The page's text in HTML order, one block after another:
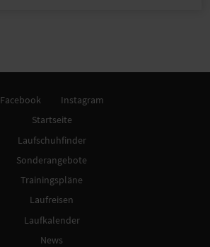
Facebook
Instagram
Startseite
Laufschuhfinder
Sonderangebote
Trainingspläne
Laufreisen
Laufkalender
News